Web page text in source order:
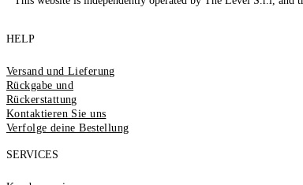
HELP
Versand und Lieferung
Rückgabe und
Rückerstattung
Kontaktieren Sie uns
Verfolge deine Bestellung
SERVICES